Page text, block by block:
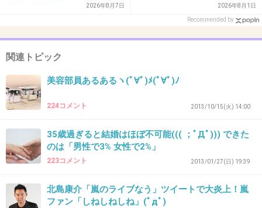
エフは品質としてとてもいいと思う。
気に入って何年も使っている。
だから…そういうのやめて！！
+303 -14
ある意味セクハラ
疑惑のスキャンダルが発覚！
も…
2026年8月7日 2026年8月1日
Recommended by
関連トピック
美容部員あるあるヽ(ﾟ∀ﾟ)ﾒ(ﾟ∀ﾟ)ﾉ
224コメント 2013/10/15(火) 14:00
35歳過ぎると結婚はほぼ不可能((( ；ﾟДﾟ))) できた
のは「男性で3% 女性で2%」
223コメント 2013/01/27(日) 19:39
北島康介「嵐のライブなう」ツイートで大炎上！嵐
ファン「しねしねしね」(ﾟдﾟ)